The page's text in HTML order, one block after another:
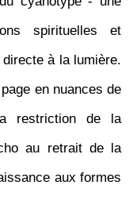
spirituelles et
à la lumière.
en nuances de
restriction de la
au retrait de la
aux formes